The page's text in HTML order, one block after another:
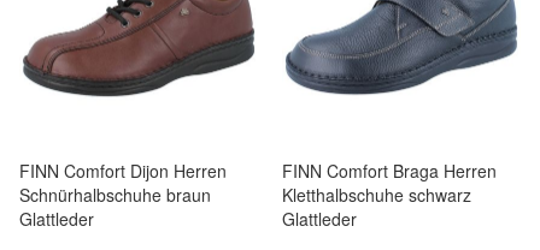
FINN Comfort Dijon Herren
Schnürhalbschuhe braun
Glattleder
FINN Comfort Braga Herren
Kletthalbschuhe schwarz
Glattleder